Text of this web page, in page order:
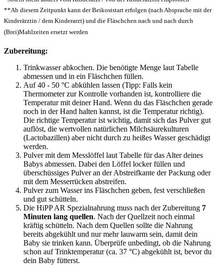
**Ab diesem Zeitpunkt kann der Beikoststart erfolgen (nach Absprache mit der
Kinderärztin / dem Kinderarzt) und die Fläschchen nach und nach durch
(Brei)Mahlzeiten ersetzt werden
Zubereitung:
Trinkwasser abkochen. Die benötigte Menge laut Tabelle
abmessen und in ein Fläschchen füllen.
Auf 40 - 50 °C abkühlen lassen (Tipp: Falls kein
Thermometer zur Kontrolle vorhanden ist, kontrolliere die
Temperatur mit deiner Hand. Wenn du das Fläschchen gerade
noch in der Hand halten kannst, ist die Temperatur richtig).
Die richtige Temperatur ist wichtig, damit sich das Pulver gut
auflöst, die wertvollen natürlichen Milchsäurekulturen
(Lactobazillen) aber nicht durch zu heißes Wasser geschädigt
werden.
Pulver mit dem Messlöffel laut Tabelle für das Alter deines
Babys abmessen. Dabei den Löffel locker füllen und
überschüssiges Pulver an der Abstreifkante der Packung oder
mit dem Messerrücken abstreifen.
Pulver zum Wasser ins Fläschchen geben, fest verschließen
und gut schütteln.
Die HiPP AR Spezialnahrung muss nach der Zubereitung 7
Minuten lang quellen. Nach der Quellzeit noch einmal
kräftig schütteln. Nach dem Quellen sollte die Nahrung
bereits abgekühlt und nur mehr lauwarm sein, damit dein
Baby sie trinken kann. Überprüfe unbedingt, ob die Nahrung
schon auf Trinktemperatur (ca. 37 °C) abgekühlt ist, bevor du
dein Baby fütterst.